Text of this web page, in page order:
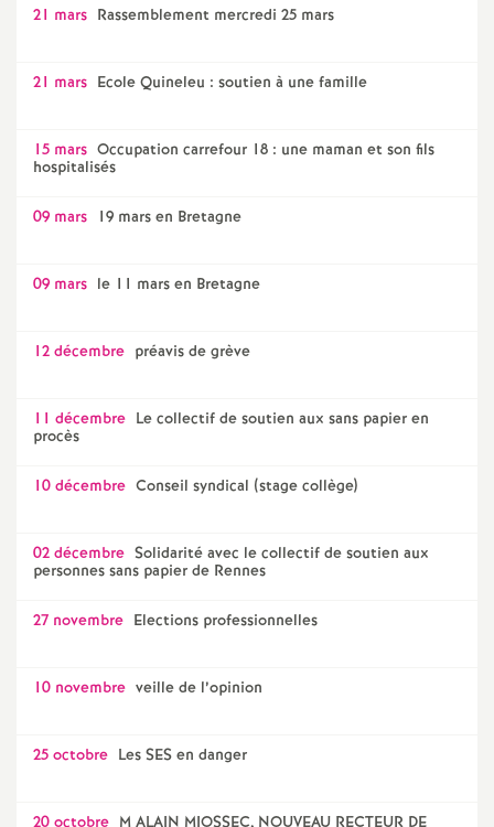
21 mars Rassemblement mercredi 25 mars
21 mars Ecole Quineleu : soutien à une famille
15 mars Occupation carrefour 18 : une maman et son fils
hospitalisés
09 mars 19 mars en Bretagne
09 mars le 11 mars en Bretagne
12 décembre préavis de grève
11 décembre Le collectif de soutien aux sans papier en
procès
10 décembre Conseil syndical (stage collège)
02 décembre Solidarité avec le collectif de soutien aux
personnes sans papier de Rennes
27 novembre Elections professionnelles
10 novembre veille de l’opinion
25 octobre Les SES en danger
20 octobre M ALAIN MIOSSEC, NOUVEAU RECTEUR DE